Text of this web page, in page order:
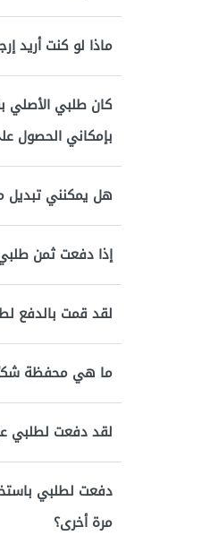
ماذا لو كنت أريد
بإمكاني الحصول
هل يمكنني تبديل
إذا دفعت ثمن
لقد قمت بالدفع
ما هي محفظة
لقد دفعت لطلبي
دفعت لطلبي
مرة أخرى؟